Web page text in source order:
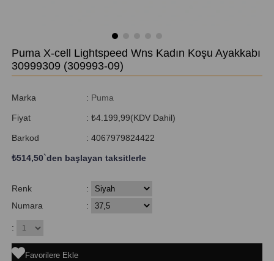
Puma X-cell Lightspeed Wns Kadın Koşu Ayakkabı
30999309 (309993-09)
Marka : Puma
Fiyat : ₺4.199,99(KDV Dahil)
Barkod : 4067979824422
₺514,50`den başlayan taksitlerle
Renk
:
Numara
:
:
Favorilere Ekle